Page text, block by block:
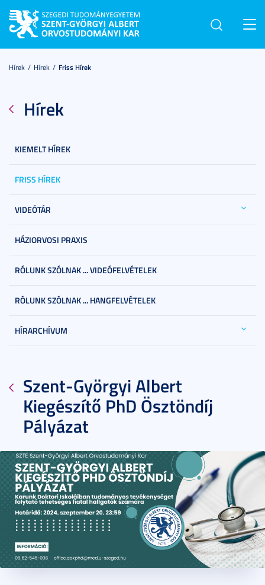
Hírek Hírek Friss Hírek
Hírek
KIEMELT HÍREK
FRISS HÍREK
VIDEÓTÁR
HÁZIORVOSI PRAXIS
RÓLUNK SZÓLNAK ... VIDEÓFELVÉTELEK
RÓLUNK SZÓLNAK ... HANGFELVÉTELEK
HÍRARCHÍVUM
Szent-Györgyi Albert
Kiegészítő PhD Ösztöndíj
Pályázat